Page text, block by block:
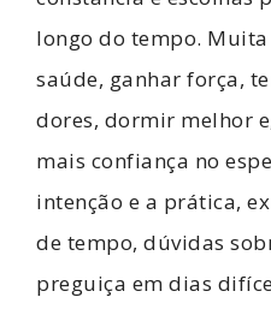
longo do tempo.
saúde, ganhar força,
dores, dormir melhor
mais confiança no
intenção e a prática,
de tempo, dúvidas
preguiça em dias